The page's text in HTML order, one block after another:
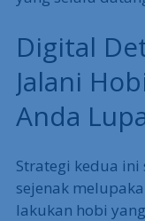
Digital
Jalani
Anda
Strategi kedua
sejenak
lakukan hobi